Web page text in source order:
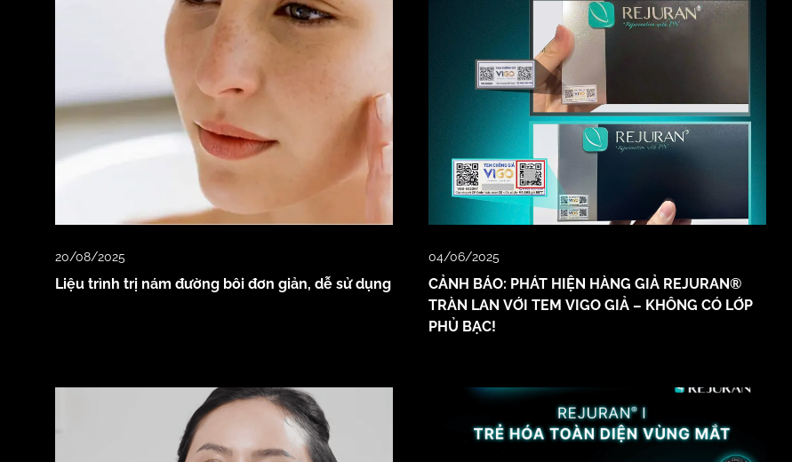
20/08/2025
Liệu trình trị nám đường bôi đơn giản, dễ sử dụng
04/06/2025
CẢNH BÁO: PHÁT HIỆN HÀNG GIẢ REJURAN®
TRÀN LAN VỚI TEM VIGO GIẢ – KHÔNG CÓ LỚP
PHỦ BẠC!